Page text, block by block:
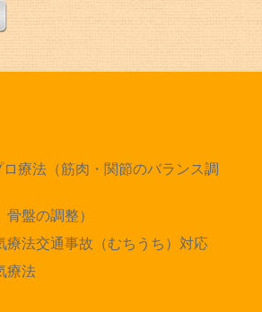
療法（筋肉・関節のバランス調
盤の調整）
療法交通事故（むちうち）対応
療法